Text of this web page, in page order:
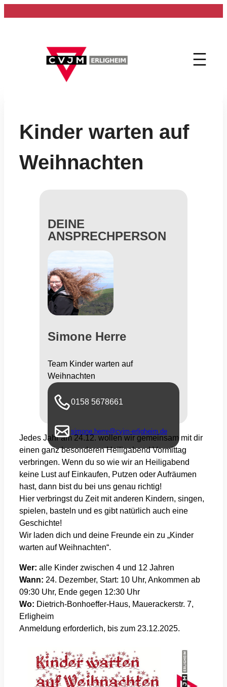
Kinder warten auf
Weihnachten
DEINE
ANSPRECHPERSON
Simone Herre
Team Kinder warten auf
Weihnachten
0158 5678661
simone.herre@cvjm-erligheim.de
Jedes Jahr am 24.12. wollen wir gemeinsam mit dir
einen ganz besonderen Heiligabend Vormittag
verbringen. Wenn du so wie wir an Heiligabend
keine Lust auf Einkaufen, Putzen oder Aufräumen
hast, dann bist du bei uns genau richtig!
Hier verbringst du Zeit mit anderen Kindern, singen,
spielen, basteln und es gibt natürlich auch eine
Geschichte!
Wir laden dich und deine Freunde ein zu „Kinder
warten auf Weihnachten“.
Wer: alle Kinder zwischen 4 und 12 Jahren
Wann: 24. Dezember, Start: 10 Uhr, Ankommen ab
09:30 Uhr, Ende gegen 12:30 Uhr
Wo: Dietrich-Bonhoeffer-Haus, Mauerackerstr. 7,
Erligheim
Anmeldung erforderlich, bis zum 23.12.2025.